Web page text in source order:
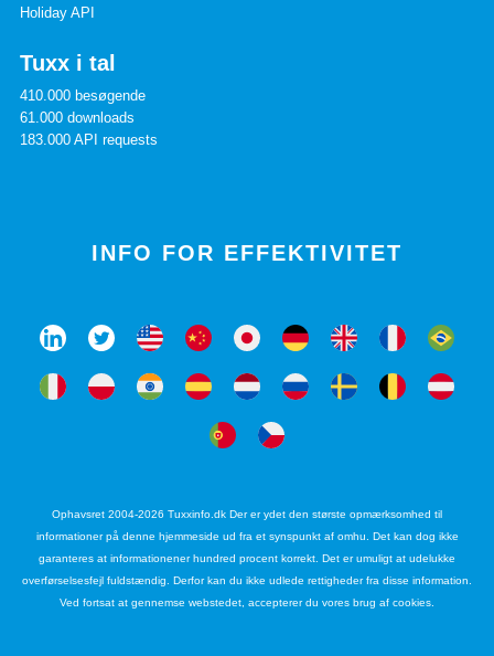
Holiday API
Tuxx i tal
410.000 besøgende
61.000 downloads
183.000 API requests
INFO FOR EFFEKTIVITET
Ophavsret 2004-2026 Tuxxinfo.dk Der er ydet den største opmærksomhed til
informationer på denne hjemmeside ud fra et synspunkt af omhu. Det kan dog ikke
garanteres at informationener hundred procent korrekt. Det er umuligt at udelukke
overførselsesfejl fuldstændig. Derfor kan du ikke udlede rettigheder fra disse information.
Ved fortsat at gennemse webstedet, accepterer du vores brug af cookies.